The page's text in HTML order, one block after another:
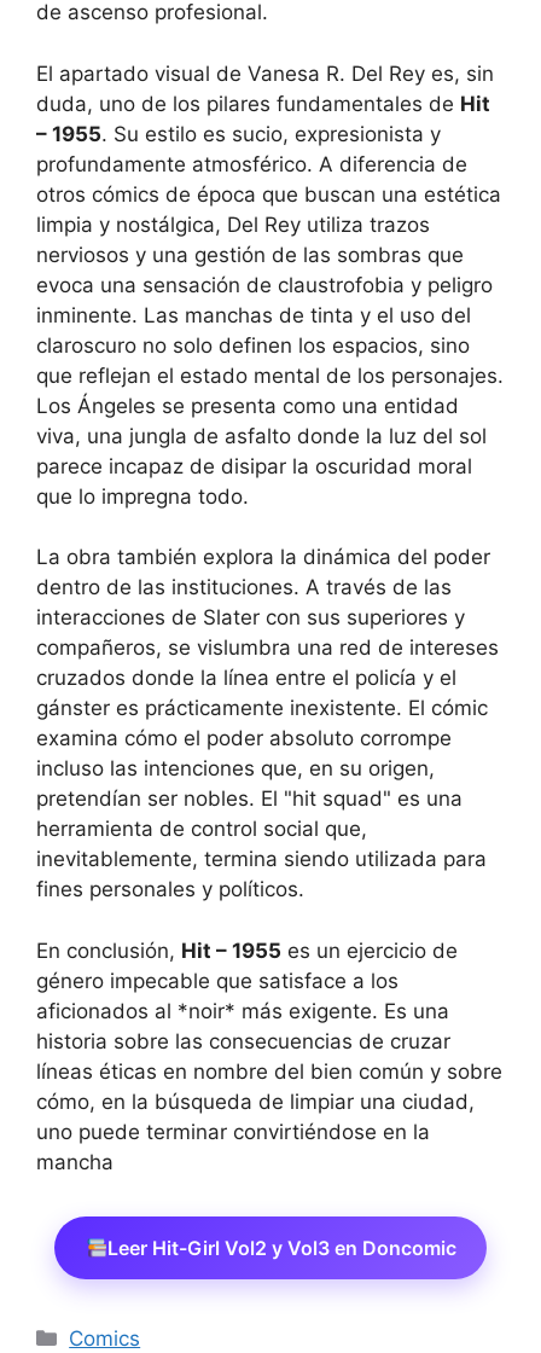
de ascenso profesional.
El apartado visual de Vanesa R. Del Rey es, sin
duda, uno de los pilares fundamentales de Hit
– 1955. Su estilo es sucio, expresionista y
profundamente atmosférico. A diferencia de
otros cómics de época que buscan una estética
limpia y nostálgica, Del Rey utiliza trazos
nerviosos y una gestión de las sombras que
evoca una sensación de claustrofobia y peligro
inminente. Las manchas de tinta y el uso del
claroscuro no solo definen los espacios, sino
que reflejan el estado mental de los personajes.
Los Ángeles se presenta como una entidad
viva, una jungla de asfalto donde la luz del sol
parece incapaz de disipar la oscuridad moral
que lo impregna todo.
La obra también explora la dinámica del poder
dentro de las instituciones. A través de las
interacciones de Slater con sus superiores y
compañeros, se vislumbra una red de intereses
cruzados donde la línea entre el policía y el
gánster es prácticamente inexistente. El cómic
examina cómo el poder absoluto corrompe
incluso las intenciones que, en su origen,
pretendían ser nobles. El "hit squad" es una
herramienta de control social que,
inevitablemente, termina siendo utilizada para
fines personales y políticos.
En conclusión, Hit – 1955 es un ejercicio de
género impecable que satisface a los
aficionados al *noir* más exigente. Es una
historia sobre las consecuencias de cruzar
líneas éticas en nombre del bien común y sobre
cómo, en la búsqueda de limpiar una ciudad,
uno puede terminar convirtiéndose en la
mancha
Leer Hit-Girl Vol2 y Vol3 en Doncomic
Categorías
Comics